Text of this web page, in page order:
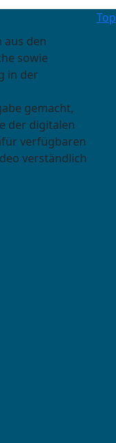
Top
den
sowie
in der
gemacht,
der digitalen
verfügbaren
verständlich